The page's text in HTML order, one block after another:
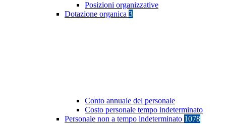
Posizioni organizzative
Dotazione organica 3
Conto annuale del personale
Costo personale tempo indeterminato
Personale non a tempo indeterminato 1078